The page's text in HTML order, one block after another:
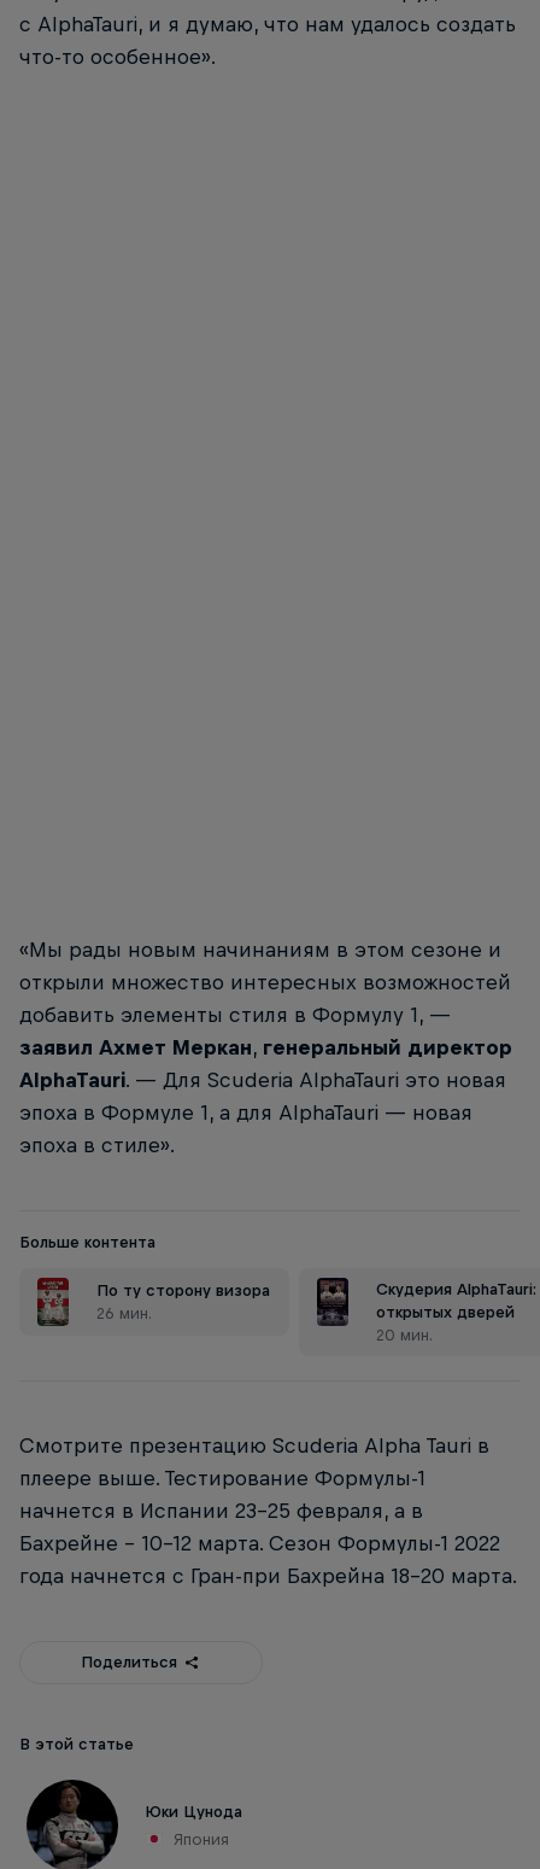
с AlphaTauri, и я думаю, что нам удалось создать
что-то особенное».
«Мы рады новым начинаниям в этом сезоне и
открыли множество интересных возможностей
добавить элементы стиля в Формулу 1, —
заявил Ахмет Меркан, генеральный директор
AlphaTauri. — Для Scuderia AlphaTauri это новая
эпоха в Формуле 1, а для AlphaTauri — новая
эпоха в стиле».
Больше контента
По ту сторону визора
26 мин.
Скудерия
открытых дверей
20 мин.
Смотрите презентацию Scuderia Alpha Tauri в
плеере выше. Тестирование Формулы-1
начнется в Испании 23-25 февраля, а в
Бахрейне - 10-12 марта. Сезон Формулы-1 2022
года начнется с Гран-при Бахрейна 18-20 марта.
Поделиться
В этой статье
Юки Цунода
Япония